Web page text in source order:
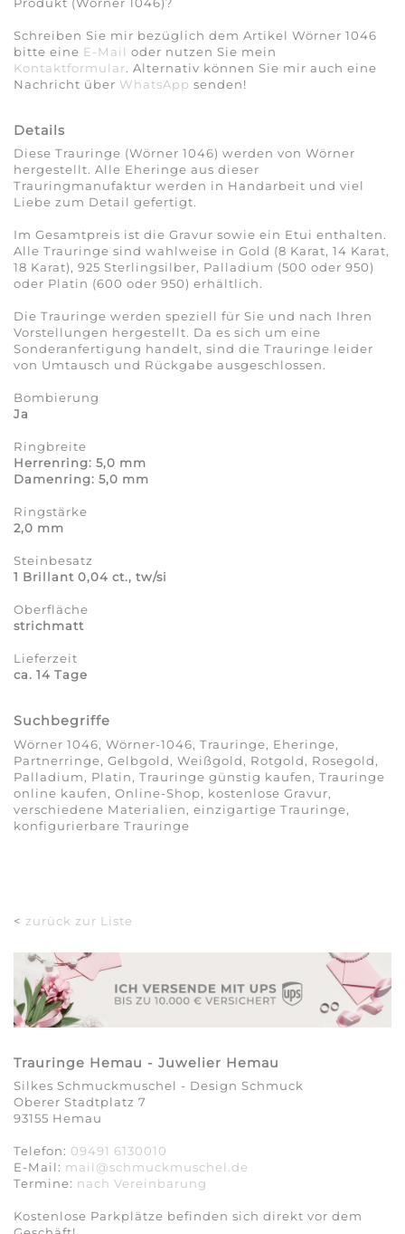
Produkt (Wörner 1046)?
Schreiben Sie mir bezüglich dem Artikel Wörner 1046
bitte eine E-Mail oder nutzen Sie mein
Kontaktformular. Alternativ können Sie mir auch eine
Nachricht über WhatsApp senden!
Details
Diese Trauringe (Wörner 1046) werden von Wörner
hergestellt. Alle Eheringe aus dieser
Trauringmanufaktur werden in Handarbeit und viel
Liebe zum Detail gefertigt.
Im Gesamtpreis ist die Gravur sowie ein Etui enthalten.
Alle Trauringe sind wahlweise in Gold (8 Karat, 14 Karat,
18 Karat), 925 Sterlingsilber, Palladium (500 oder 950)
oder Platin (600 oder 950) erhältlich.
Die Trauringe werden speziell für Sie und nach Ihren
Vorstellungen hergestellt. Da es sich um eine
Sonderanfertigung handelt, sind die Trauringe leider
von Umtausch und Rückgabe ausgeschlossen.
Bombierung
Ja
Ringbreite
Herrenring: 5,0 mm
Damenring: 5,0 mm
Ringstärke
2,0 mm
Steinbesatz
1 Brillant 0,04 ct., tw/si
Oberfläche
strichmatt
Lieferzeit
ca. 14 Tage
Suchbegriffe
Wörner 1046, Wörner-1046, Trauringe, Eheringe,
Partnerringe, Gelbgold, Weißgold, Rotgold, Rosegold,
Palladium, Platin, Trauringe günstig kaufen, Trauringe
online kaufen, Online-Shop, kostenlose Gravur,
verschiedene Materialien, einzigartige Trauringe,
konfigurierbare Trauringe
< zurück zur Liste
Trauringe Hemau - Juwelier Hemau
Silkes Schmuckmuschel - Design Schmuck
Oberer Stadtplatz 7
93155 Hemau
Telefon: 09491 6130010
E-Mail: mail@schmuckmuschel.de
Termine: nach Vereinbarung​​​​​​​
Kostenlose Parkplätze befinden sich direkt vor dem